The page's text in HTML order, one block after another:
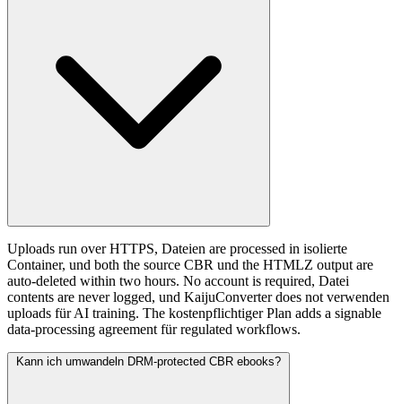
Uploads run over HTTPS, Dateien are processed in isolierte
Container, und both the source CBR und the HTMLZ output are
auto-deleted within two hours. No account is required, Datei
contents are never logged, und KaijuConverter does not verwenden
uploads für AI training. The kostenpflichtiger Plan adds a signable
data-processing agreement für regulated workflows.
Kann ich umwandeln DRM-protected CBR ebooks?